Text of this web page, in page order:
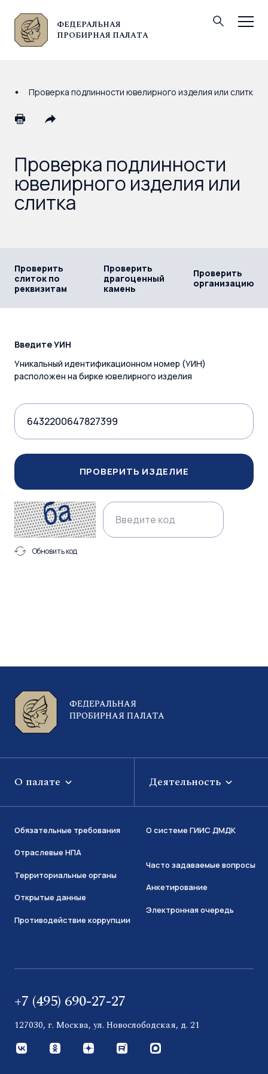
ФЕДЕРАЛЬНАЯ
ПРОБИРНАЯ ПАЛАТА
© Федеральная пробирная палата, 2026
Проверка подлинности ювелирного изделия или слитка
Проверка подлинности
ювелирного изделия или
слитка
Проверить
слиток по
реквизитам
Проверить
драгоценный
камень
Проверить
организацию
Введите УИН
Уникальный идентификационном номер (УИН)
расположен на бирке ювелирного изделия
ПРОВЕРИТЬ ИЗДЕЛИЕ
Обновить код
ФЕДЕРАЛЬНАЯ
ПРОБИРНАЯ ПАЛАТА
О палате Деятельность
Обязательные требования
Отраслевые НПА
Территориальные органы
Открытые данные
Противодействие коррупции
О системе ГИИС ДМДК
Часто задаваемые вопросы
Анкетирование
Электронная очередь
+7 (495) 690-27-27
127030, г. Москва, ул. Новослободская, д. 21